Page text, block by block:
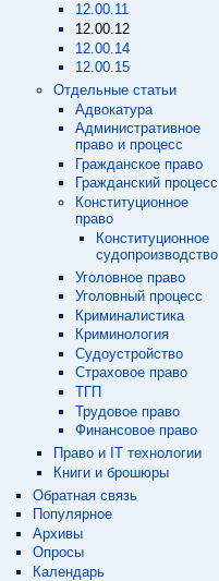
12.00.11
12.00.12
12.00.14
12.00.15
Отдельные статьи
Адвокатура
Административное
право и процесс
Гражданское право
Гражданский процесс
Конституционное
право
Конституционное
судопроизводство
Уголовное право
Уголовный процесс
Криминалистика
Криминология
Судоустройство
Страховое право
ТГП
Трудовое право
Финансовое право
Право и IT технологии
Книги и брошюры
Обратная связь
Популярное
Архивы
Опросы
Календарь